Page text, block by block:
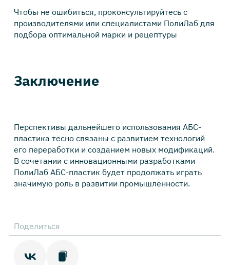
Чтобы не ошибиться, проконсультируйтесь с
производителями или специалистами ПолиЛаб для
подбора оптимальной марки и рецептуры
Заключение
Перспективы дальнейшего использования АБС-
пластика тесно связаны с развитием технологий
его переработки и созданием новых модификаций.
В сочетании с инновационными разработками
ПолиЛаб АБС-пластик будет продолжать играть
значимую роль в развитии промышленности.
Поделиться